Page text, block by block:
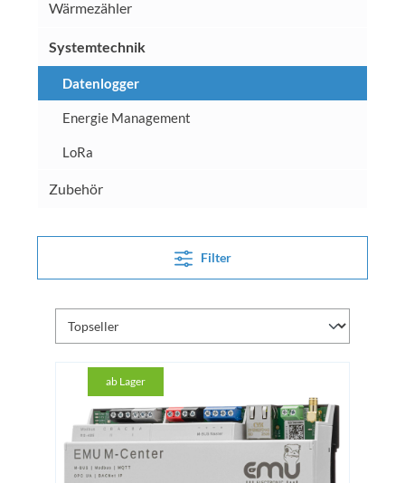
Wärmezähler
Systemtechnik
Datenlogger
Energie Management
LoRa
Zubehör
Filter
ab Lager